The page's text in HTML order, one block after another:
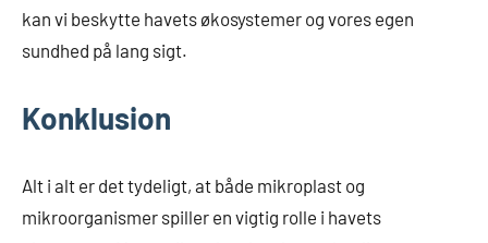
kan vi beskytte havets økosystemer og vores egen
sundhed på lang sigt.
Konklusion
Alt i alt er det tydeligt, at både mikroplast og
mikroorganismer spiller en vigtig rolle i havets